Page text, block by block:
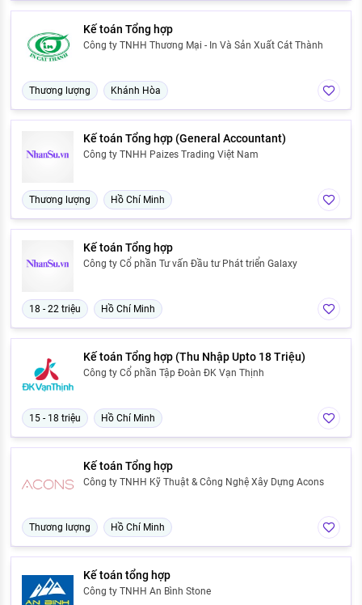
Kế toán Tổng hợp
Công ty TNHH Thương Mại - In Và Sản Xuất Cát Thành
Thương lượng Khánh Hòa
Kế toán Tổng hợp (General Accountant)
Công ty TNHH Paizes Trading Việt Nam
Thương lượng Hồ Chí Minh
Kế toán Tổng hợp
Công ty Cổ phần Tư vấn Đầu tư Phát triển Galaxy
18 - 22 triệu Hồ Chí Minh
Kế toán Tổng hợp (Thu Nhập Upto 18 Triệu)
Công ty Cổ phần Tập Đoàn ĐK Vạn Thịnh
15 - 18 triệu Hồ Chí Minh
Kế toán Tổng hợp
Công ty TNHH Kỹ Thuật & Công Nghệ Xây Dựng Acons
Thương lượng Hồ Chí Minh
Kế toán tổng hợp
Công ty TNHH An Bình Stone